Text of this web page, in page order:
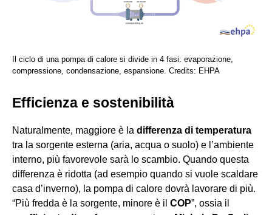
Il ciclo di una pompa di calore si divide in 4 fasi: evaporazione,
compressione, condensazione, espansione. Credits: EHPA
Efficienza e sostenibilità
Naturalmente, maggiore è la differenza di temperatura
tra la sorgente esterna (aria, acqua o suolo) e l’ambiente
interno, più favorevole sarà lo scambio. Quando questa
differenza è ridotta (ad esempio quando si vuole scaldare
casa d’inverno), la pompa di calore dovrà lavorare di più.
“Più fredda è la sorgente, minore è il COP”, ossia il